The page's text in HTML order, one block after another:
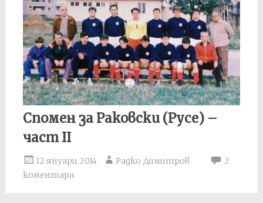
Спомен за Раковски (Русе) –
част II
12 януари 2014 Радко Димитров
2
коментара